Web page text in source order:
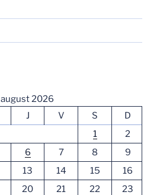
august 2026
J V S
D
1
2
6 7 8
9
13 14 15
16
20 21 22
23